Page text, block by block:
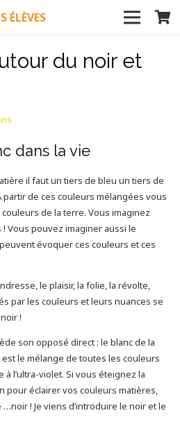
ÉLÈVES
du noir et
dans la vie
il faut un tiers de bleu un tiers de
de ces couleurs mélangées vous
de la terre. Vous imaginez
Vous pouvez imaginer aussi le
évoquer ces couleurs et ces
le plaisir, la folie, la révolte,
par les couleurs et leurs nuances se
!
son opposé direct : le blanc de la
le mélange de toutes les couleurs
l’ultra-violet. Si vous éteignez la
pour éclairer vos couleurs matières,
! Je viens d’introduire le noir et le